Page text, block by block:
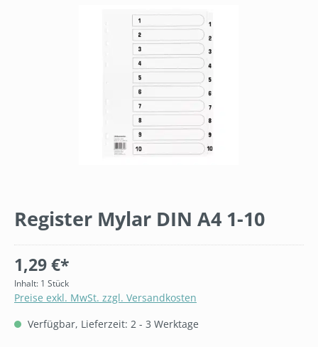
Register Mylar DIN A4 1-10
1,29 €*
Inhalt: 1 Stück
Preise exkl. MwSt. zzgl. Versandkosten
Verfügbar, Lieferzeit: 2 - 3 Werktage